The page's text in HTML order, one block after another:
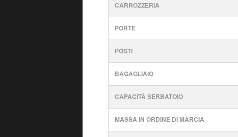
CARROZZERIA
PORTE
POSTI
BAGAGLIAIO
CAPACITÀ SERBATOIO
MASSA IN ORDINE DI MARCIA